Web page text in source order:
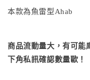
本款為魚雷型Ahab
商品流動量大，有可能
下角私訊確認數量歐！